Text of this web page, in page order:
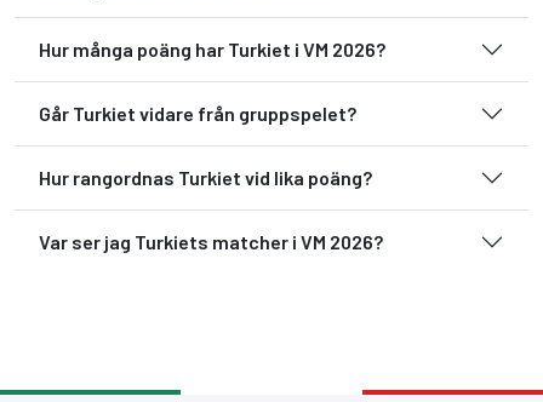
Hur många poäng har Turkiet i VM 2026?
Går Turkiet vidare från gruppspelet?
Hur rangordnas Turkiet vid lika poäng?
Var ser jag Turkiets matcher i VM 2026?